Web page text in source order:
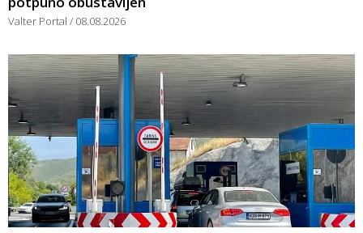
Valter Portal 08.08.2026